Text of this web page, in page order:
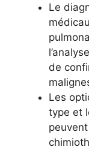
Le
de
Les
type et